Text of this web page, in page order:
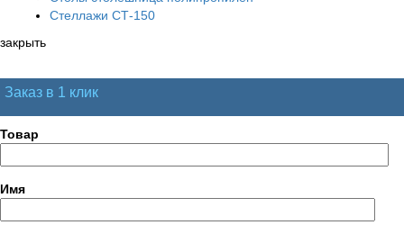
Стеллажи СТ-150
закрыть
Заказ в 1 клик
Товар
Имя